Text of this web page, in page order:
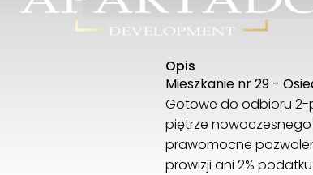
Opis
Mieszkanie nr 29 -
Gotowe do odbioru 2-
piętrze nowoczesnego
prawomocne
prowizji ani 2% podatku